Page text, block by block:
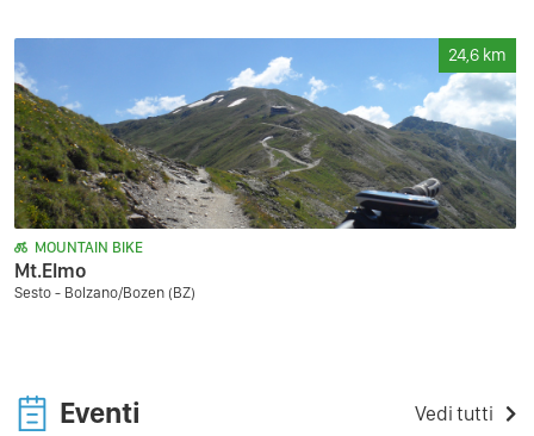
24,6 km
MOUNTAIN BIKE
Mt.Elmo
Sesto - Bolzano/Bozen (BZ)
Eventi Vedi tutti